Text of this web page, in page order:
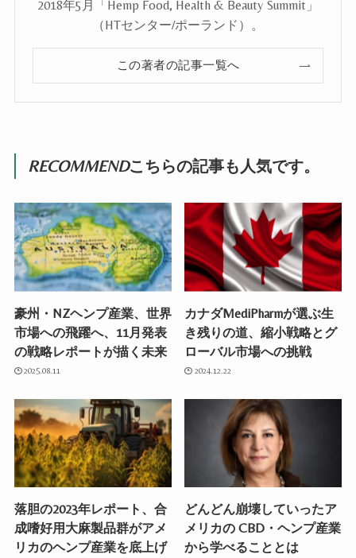
2018年5月「Hemp Food, Health & Beauty Summit」
（HTセンター/ポーランド）。
この著者の記事一覧へ
RECOMMENDこちらの記事も人気です。
豪州・NZヘンプ産業、世界
市場への飛躍へ、11月発表
の戦略レポートが描く未来
2025.08.11
カナダMediPharmが選ぶ生
き残りの道、縮小戦略とグ
ローバル市場への挑戦
2024.12.22
落胆の2023年レポート、合
成嗜好用大麻製品群がアメ
リカのヘンプ産業を底上げ
どんどん崩壊していったア
メリカの CBD・ヘンプ産業
から学べることとは